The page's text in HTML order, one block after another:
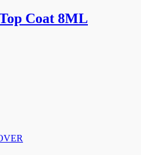
Coat 8ML